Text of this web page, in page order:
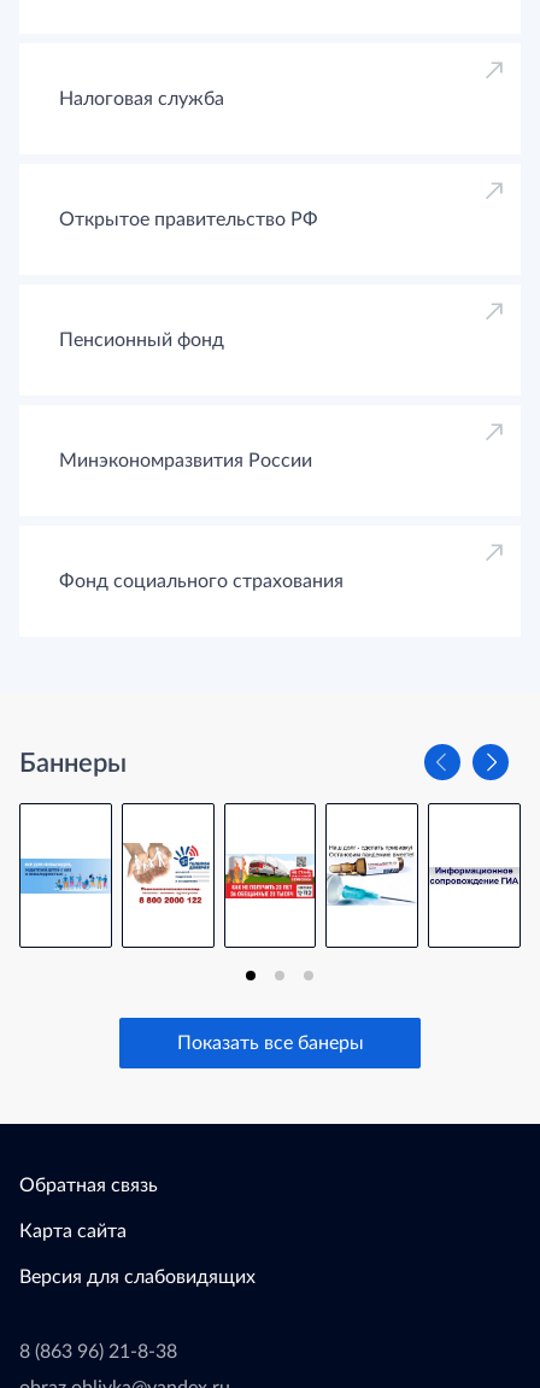
Налоговая служба
Открытое правительство РФ
Пенсионный фонд
Минэкономразвития России
Фонд социального страхования
Баннеры
Показать все банеры
Обратная связь
Карта сайта
Версия для слабовидящих
8 (863 96) 21-8-38